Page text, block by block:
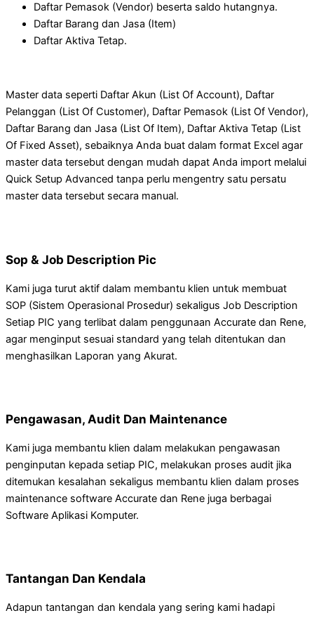
Daftar Pemasok (Vendor) beserta saldo hutangnya.
Daftar Barang dan Jasa (Item)
Daftar Aktiva Tetap.
Master data seperti Daftar Akun (List Of Account), Daftar
Pelanggan (List Of Customer), Daftar Pemasok (List Of Vendor),
Daftar Barang dan Jasa (List Of Item), Daftar Aktiva Tetap (List
Of Fixed Asset), sebaiknya Anda buat dalam format Excel agar
master data tersebut dengan mudah dapat Anda import melalui
Quick Setup Advanced tanpa perlu mengentry satu persatu
master data tersebut secara manual.
Sop & Job Description Pic
Kami juga turut aktif dalam membantu klien untuk membuat
SOP (Sistem Operasional Prosedur) sekaligus Job Description
Setiap PIC yang terlibat dalam penggunaan Accurate dan Rene,
agar menginput sesuai standard yang telah ditentukan dan
menghasilkan Laporan yang Akurat.
Pengawasan, Audit Dan Maintenance
Kami juga membantu klien dalam melakukan pengawasan
penginputan kepada setiap PIC, melakukan proses audit jika
ditemukan kesalahan sekaligus membantu klien dalam proses
maintenance software Accurate dan Rene juga berbagai
Software Aplikasi Komputer.
Tantangan Dan Kendala
Adapun tantangan dan kendala yang sering kami hadapi